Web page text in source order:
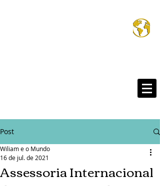
Wiliam e o Mund
Post
Assessoria Internacional
Wiliam e o Mundo
16 de jul. de 2021